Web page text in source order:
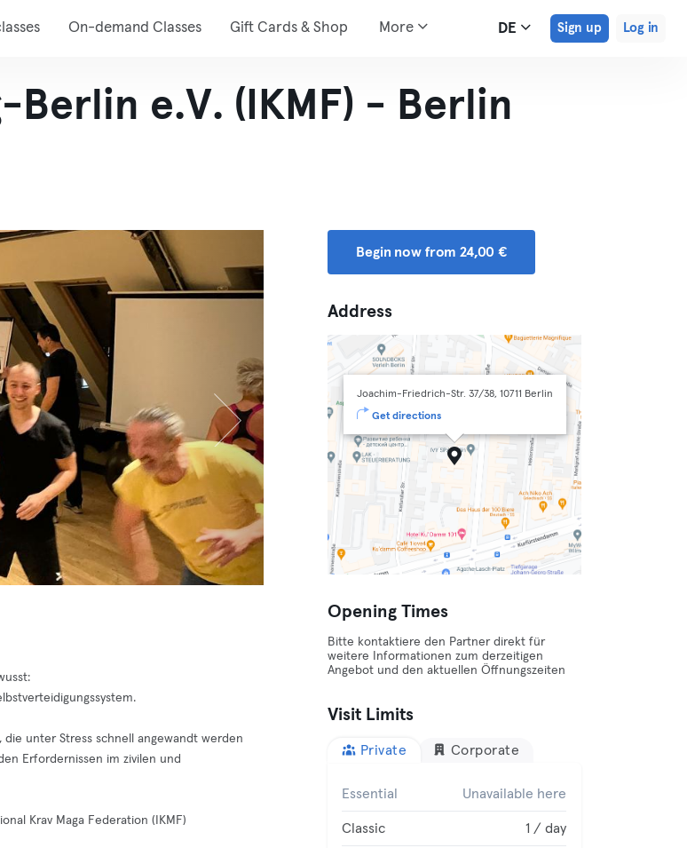
On-demand Classes Gift Cards & Shop More DE Sign up Log in
Berlin e.V. (IKMF) - Berlin
unter Stress schnell angewandt werden
Erfordernissen im zivilen und
Krav Maga Federation (IKMF)
Begin now from 24,00 €
Address
Joachim-Friedrich-Str. 37/38, 10711 Berlin
Get directions
Opening Times
Bitte kontaktiere den Partner direkt für
weitere Informationen zum derzeitigen
Angebot und den aktuellen Öffnungszeiten
Visit Limits
Private Corporate
Essential Unavailable here
Classic 1 / day